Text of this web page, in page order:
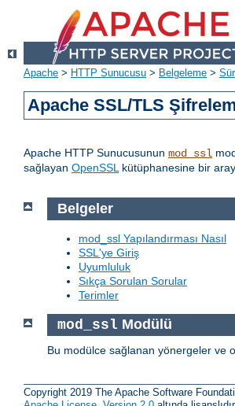
Apache > HTTP Sunucusu > Belgeleme >
Apache SSL/TLS
Apache HTTP Sunucusunun mod_ssl
sağlayan OpenSSLkütüphanesine bir
Belgeler
mod_ssl Yapılandırması Nasıl
SSL'ye Giriş
Uyumluluk
Sıkça Sorulan Sorular
Terimler
mod_ssl Modülü
Bu modülce sağlanan yönergeler ve
Copyright 2019 The Apache Software